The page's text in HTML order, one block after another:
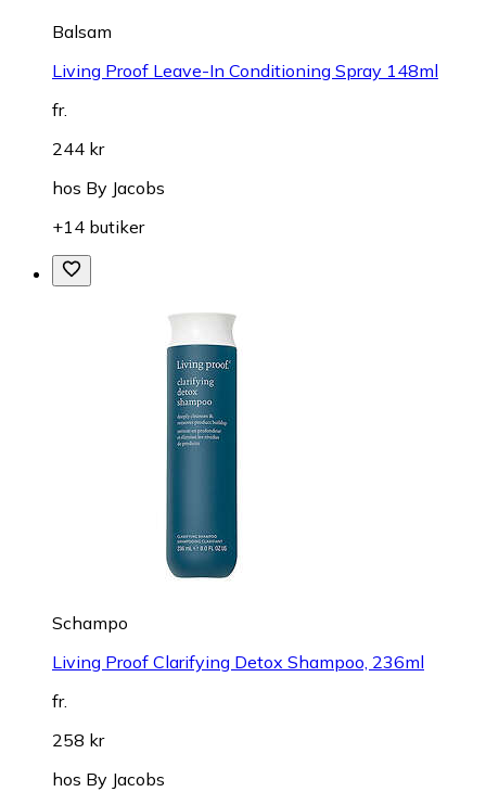
Balsam
Living Proof Leave-In Conditioning Spray 148ml
fr.
244 kr
hos By Jacobs
+14 butiker
Schampo
Living Proof Clarifying Detox Shampoo, 236ml
fr.
258 kr
hos By Jacobs